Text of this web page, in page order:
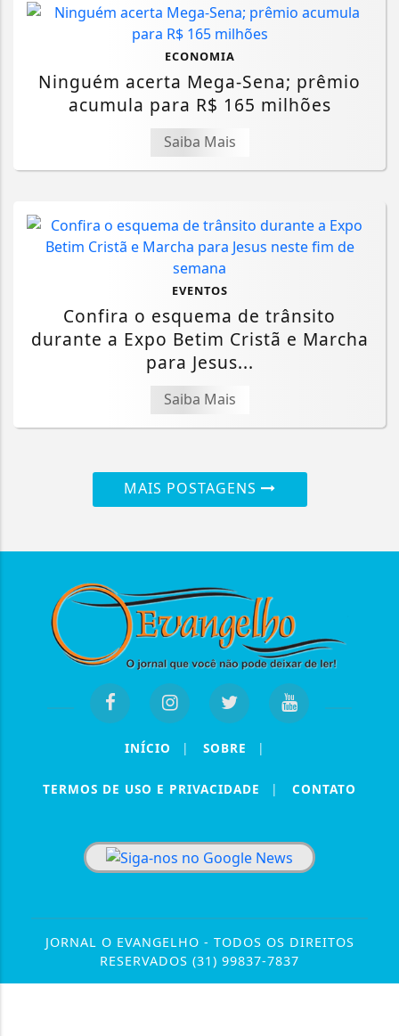
ECONOMIA
Ninguém acerta Mega-Sena; prêmio
acumula para R$ 165 milhões
Saiba Mais
EVENTOS
Confira o esquema de trânsito
durante a Expo Betim Cristã e Marcha
para Jesus...
Saiba Mais
MAIS POSTAGENS
INÍCIO | SOBRE |
TERMOS DE USO E PRIVACIDADE | CONTATO
JORNAL O EVANGELHO - TODOS OS DIREITOS
RESERVADOS (31) 99837-7837